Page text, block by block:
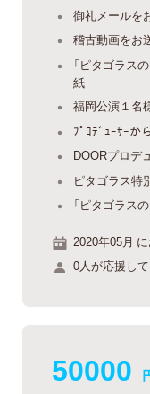
御礼メールを
稽古動画をお
「ピタゴラス
紙
福岡公演１名
ﾌﾟﾛﾃﾞｭｰｻｰか
DOORプロ
ピタゴラス特
「ピタゴラス
2020年05月
0人が応援して
50000